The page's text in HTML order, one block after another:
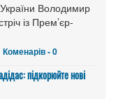
Володимир
із Прем’єр-
Коменарів - 0
підкорюйте нові